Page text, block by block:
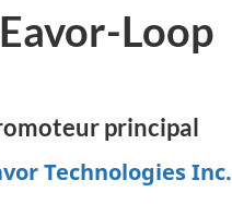
Loop
principal
Technologies Inc.